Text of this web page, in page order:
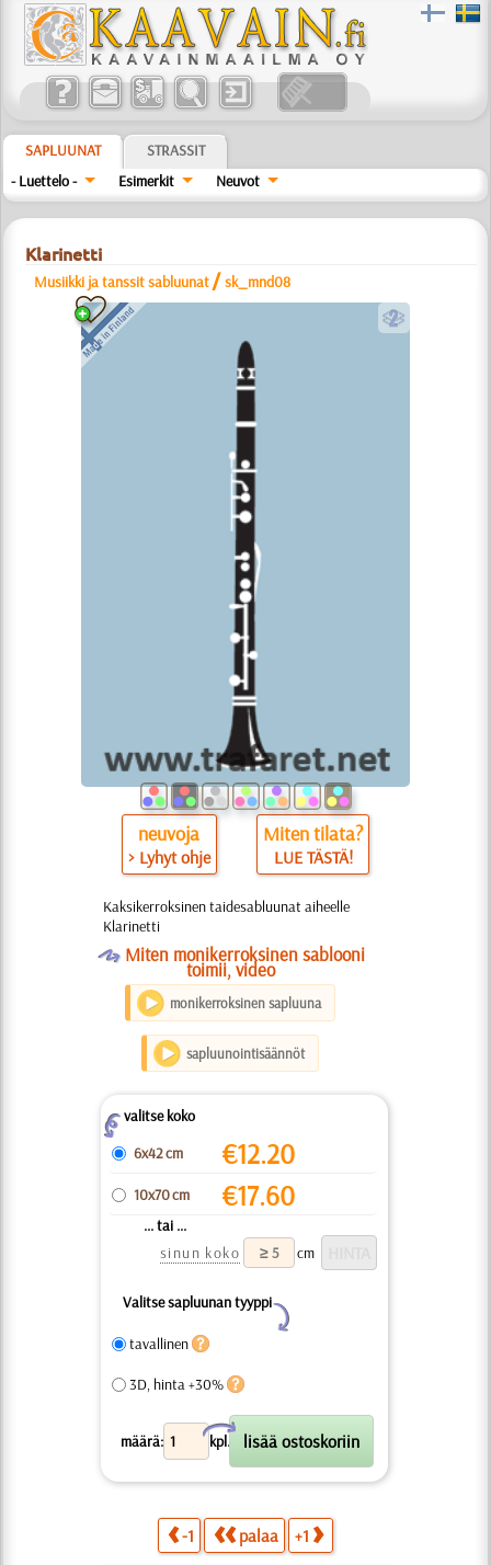
SAPLUUNAT
STRASSIT
- Luettelo -
Esimerkit Neuvot
Klarinetti
Musiikki ja tanssit sabluunat /sk_mnd08
b
neuvoja
> Lyhyt ohje
Miten tilata?
LUE TÄSTÄ!
Kaksikerroksinen taidesabluunat aiheelle
Klarinetti
OMiten monikerroksinen sablooni
toimii, video
monikerroksinen sapluuna
sapluunointisäännöt
Zvalitse koko
6x42 cm
€12.20
10x70 cm €17.60
... tai ...
sinun koko
cm
Valitse sapluunan tyyppi
Y
tavallinen
3D, hinta +30%
määrä: kpl.
X
-1 palaa +1